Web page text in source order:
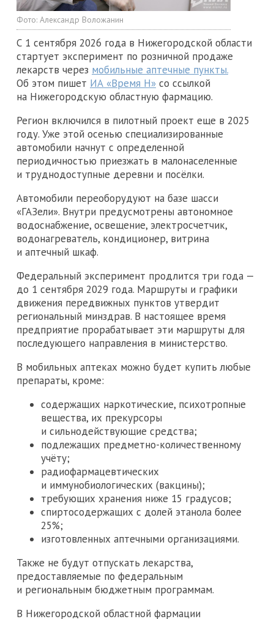
Фото: Александр Воложанин
С 1 сентября 2026 года в Нижегородской области
стартует эксперимент по розничной продаже
лекарств через мобильные аптечные пункты.
Об этом пишет ИА «Время Н» со ссылкой
на Нижегородскую областную фармацию.
Регион включился в пилотный проект еще в 2025
году. Уже этой осенью специализированные
автомобили начнут с определенной
периодичностью приезжать в малонаселенные
и труднодоступные деревни и посёлки.
Автомобили переоборудуют на базе шасси
«ГАЗели». Внутри предусмотрены автономное
водоснабжение, освещение, электросчетчик,
водонагреватель, кондиционер, витрина
и аптечный шкаф.
Федеральный эксперимент продлится три года —
до 1 сентября 2029 года. Маршруты и графики
движения передвижных пунктов утвердит
региональный минздрав. В настоящее время
предприятие прорабатывает эти маршруты для
последующего направления в министерство.
В мобильных аптеках можно будет купить любые
препараты, кроме:
содержащих наркотические, психотропные
вещества, их прекурсоры
и сильнодействующие средства;
подлежащих предметно-количественному
учёту;
радиофармацевтических
и иммунобиологических (вакцины);
требующих хранения ниже 15 градусов;
спиртосодержащих с долей этанола более
25%;
изготовленных аптечными организациями.
Также не будут отпускать лекарства,
предоставляемые по федеральным
и региональным бюджетным программам.
В Нижегородской областной фармации